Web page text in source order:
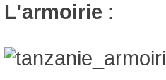
L'armoirie :